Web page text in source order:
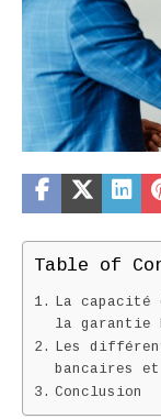
Table of
La capacité
la garantie
Les
bancaires
Conclusion